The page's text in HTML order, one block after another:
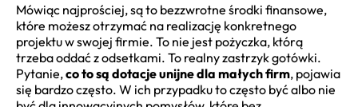
Mówiąc najprościej, są to bezzwrotne środki finansowe,
które możesz otrzymać na realizację konkretnego
projektu w swojej firmie. To nie jest pożyczka, którą
trzeba oddać z odsetkami. To realny zastrzyk gotówki.
Pytanie,co to są dotacje unijne dla małych firm, pojawia
się bardzo często. W ich przypadku to często być albo nie